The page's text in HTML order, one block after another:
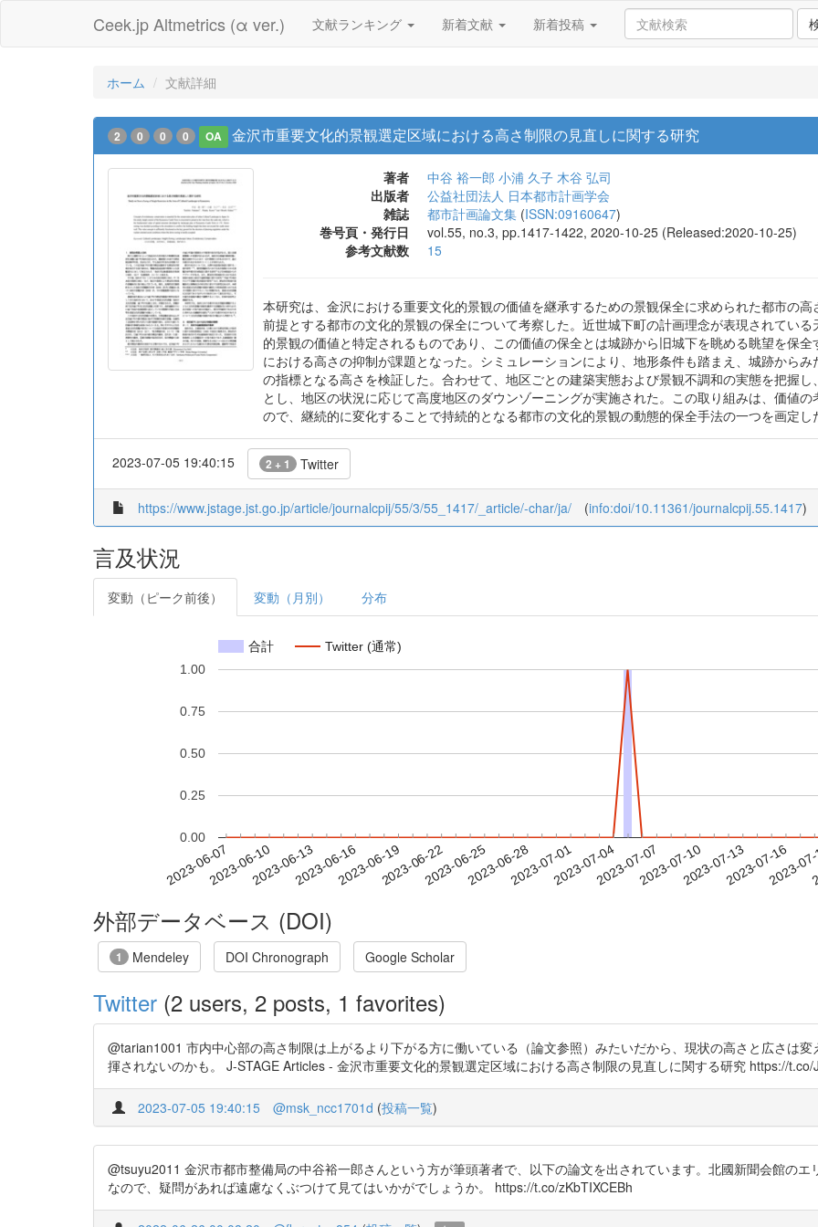
Ceek.jp Altmetrics (α ver.) 文献ランキング 新着文献 新着投稿
ホーム 文献詳細
2 0 0 0 OA 金沢市重要文化的景観選定区域における高さ制限の見直しに関する研究
著者 中谷 裕一郎 小浦 久子 木谷 弘司
出版者
公益社団法人 日本都市計画学会
雑誌
都市計画論文集 (ISSN:09160647)
巻号頁・発行日
vol.55, no.3, pp.1417-1422, 2020-10-25 (Released:2020-10-25)
参考文献数
15
本研究は、金沢における重要文化的景観の価値を継承するための景観保全に求められた都市の
前提とする都市の文化的景観の保全について考察した。近世城下町の計画理念が表現されてい
的景観の価値と特定されるものであり、この価値の保全とは城跡から旧城下を眺める眺望を保
における高さの抑制が課題となった。シミュレーションにより、地形条件も踏まえ、城跡から
の指標となる高さを検証した。合わせて、地区ごとの建築実態および景観不調和の実態を把握
とし、地区の状況に応じて高度地区のダウンゾーニングが実施された。この取り組みは、価値
ので、継続的に変化することで持続的となる都市の文化的景観の動態的保全手法の一つを画定し
2023-07-05 19:40:15 2 + 1 Twitter
https://www.jstage.jst.go.jp/article/journalcpij/55/3/55_1417/_article/-char/ja/ (info:doi/10.11361/journalcpij.55.1417)
言及状況
変動（ピーク前後） 変動（月別） 分布
合計 Twitter (通常)
2023-06-072023-06-102023-06-132023-06-162023-06-192023-06-222023-06-252023-06-282023-07-012023-07-042023-07-072023-07-102023-07-132023-07-16
2023-
0.00
0.25
0.50
0.75
1.00
外部データベース (DOI)
1 Mendeley DOI Chronograph Google Scholar
Twitter (2 users, 2 posts, 1 favorites)
@tarian1001 市内中心部の高さ制限は上がるより下がる方に働いている（論文参照）みたいだから、現状の高さと広さは
揮されないのかも。 J-STAGE Articles - 金沢市重要文化的景観選定区域における高さ制限の見直しに関する研究 https://
2023-07-05 19:40:15 @msk_ncc1701d (投稿一覧)
@tsuyu2011 金沢市都市整備局の中谷裕一郎さんという方が筆頭著者で、以下の論文を出されています。北國新聞会館の
なので、疑問があれば遠慮なくぶつけて見てはいかがでしょうか。 https://t.co/zKbTIXCEBh